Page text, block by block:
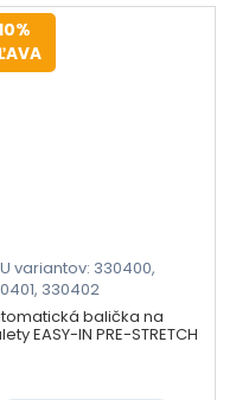
variantov: 330400,
330402
balička na
EASY-IN PRE-STRETCH